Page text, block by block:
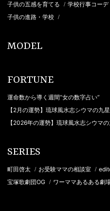
子供の五感を育てる / 学校行事コーデ
子供の進路・学校 /
MODEL
FORTUNE
運命数から導く週間“女の数字占い”
【2月の運勢】琉球風水志シウマの九
【2026年の運勢】琉球風水志シウマ
SERIES
町田啓太 / お受験ママの相談室 /
宝塚歌劇団OG / ワーママあるある劇